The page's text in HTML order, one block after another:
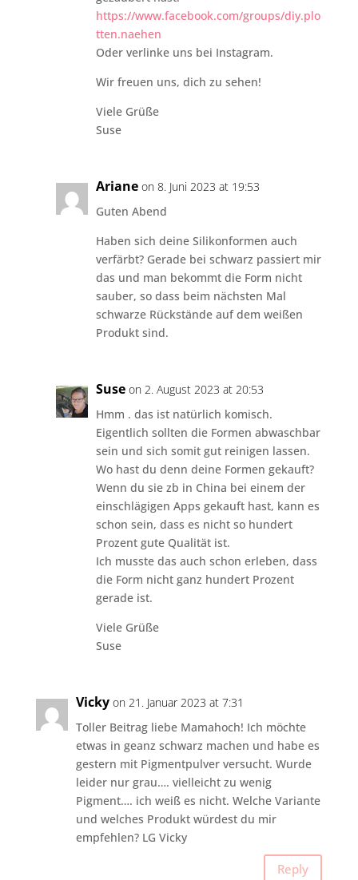
https://www.facebook.com/groups/diy.plo
tten.naehen
Oder verlinke uns bei Instagram.
Wir freuen uns, dich zu sehen!
Viele Grüße
Suse
Ariane on 8. Juni 2023 at 19:53
Guten Abend
Haben sich deine Silikonformen auch
verfärbt? Gerade bei schwarz passiert mir
das und man bekommt die Form nicht
sauber, so dass beim nächsten Mal
schwarze Rückstände auf dem weißen
Produkt sind.
Suse on 2. August 2023 at 20:53
Hmm . das ist natürlich komisch.
Eigentlich sollten die Formen abwaschbar
sein und sich somit gut reinigen lassen.
Wo hast du denn deine Formen gekauft?
Wenn du sie zb in China bei einem der
einschlägigen Apps gekauft hast, kann es
schon sein, dass es nicht so hundert
Prozent gute Qualität ist.
Ich musste das auch schon erleben, dass
die Form nicht ganz hundert Prozent
gerade ist.
Viele Grüße
Suse
Vicky on 21. Januar 2023 at 7:31
Toller Beitrag liebe Mamahoch! Ich möchte
etwas in geanz schwarz machen und habe es
gestern mit Pigmentpulver versucht. Wurde
leider nur grau…. vielleicht zu wenig
Pigment…. ich weiß es nicht. Welche Variante
und welches Produkt würdest du mir
empfehlen? LG Vicky
Reply